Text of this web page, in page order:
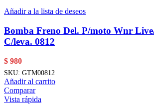
Añadir a la lista de deseos
Bomba Freno Del. P/moto Wnr
C/leva. 0812
$ 980
SKU: GTM00812
Añadir al carrito
Comparar
Vista rápida